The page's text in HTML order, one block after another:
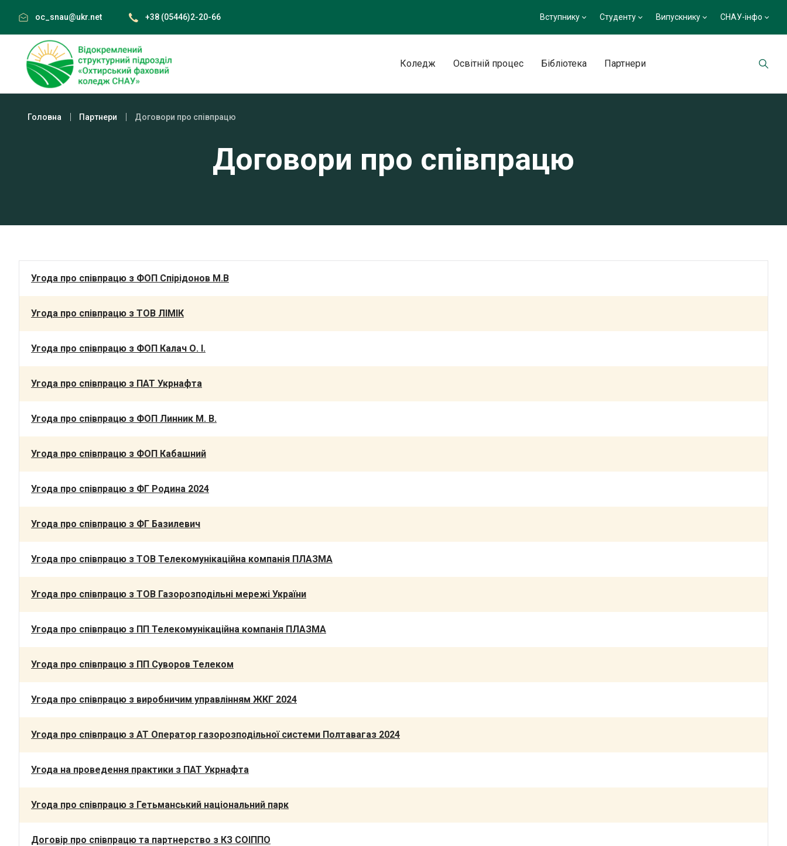
content
oc_snau@ukr.net +38 (05446)2-20-66 Вступнику Студенту Випускнику СНАУ-інфо
Коледж Освітній процес Бібліотека Партнери
Головна Партнери Договори про співпрацю
Договори про співпрацю
Угода про співпрацю з ФОП Спірідонов М.В
Угода про співпрацю з ТОВ ЛІМІК
Угода про співпрацю з ФОП Калач О. І.
Угода про співпрацю з ПАТ Укрнафта
Угода про співпрацю з ФОП Линник М. В.
Угода про співпрацю з ФОП Кабашний
Угода про співпрацю з ФГ Родина 2024
Угода про співпрацю з ФГ Базилевич
Угода про співпрацю з ТОВ Телекомунікаційна компанія ПЛАЗМА
Угода про співпрацю з ТОВ Газорозподільні мережі України
Угода про співпрацю з ПП Телекомунікаційна компанія ПЛАЗМА
Угода про співпрацю з ПП Суворов Телеком
Угода про співпрацю з виробничим управлінням ЖКГ 2024
Угода про співпрацю з АТ Оператор газорозподільної системи Полтавагаз 2024
Угода на проведення практики з ПАТ Укрнафта
Угода про співпрацю з Гетьманський національний парк
Договір про співпрацю та партнерство з КЗ СОІППО